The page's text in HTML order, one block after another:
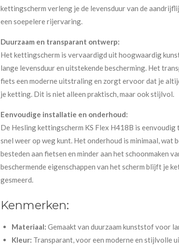
kettingscherm verleng je de levensduur van de
een soepelere rijervaring.
Duurzaam en transparant ontwerp:
Het kettingscherm is vervaardigd uit hoogwaardig
lange levensduur en uitstekende bescherming. Het
fiets een moderne uitstraling en zorgt ervoor dat je
je ketting. Dit is niet alleen praktisch, maar ook stijlvol.
Eenvoudige installatie en onderhoud:
De Hesling kettingscherm KS Flex H418B is
snel weer op weg kunt. Het onderhoud is minimaal, wat
besteden aan fietsen en minder aan het schoonmaken
beschermende eigenschappen van het scherm blijft je
gesmeerd.
Kenmerken:
Materiaal: Gemaakt van duurzaam kunststof voor
Kleur: Transparant, voor een moderne en stijlvolle